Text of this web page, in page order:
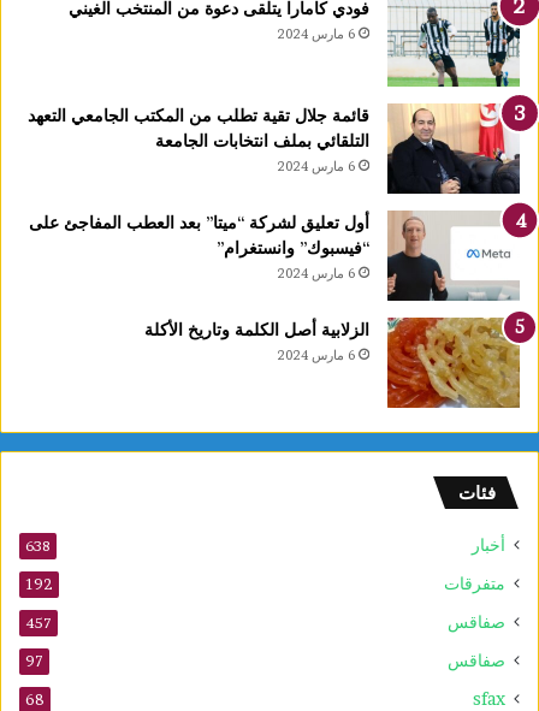
ل
ا
ت
ت
ي
فودي كامارا يتلقى دعوة من المنتخب الغيني
6 مارس 2024
قائمة جلال تقية تطلب من المكتب الجامعي التعهد
التلقائي بملف انتخابات الجامعة
6 مارس 2024
أول تعليق لشركة “ميتا” بعد العطب المفاجئ على
“فيسبوك” وانستغرام”
6 مارس 2024
الزلابية أصل الكلمة وتاريخ الأكلة
6 مارس 2024
فئات
أخبار 638
متفرقات 192
صفاقس 457
صفاقس 97
sfax
68